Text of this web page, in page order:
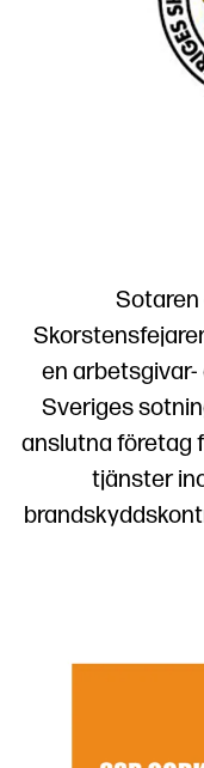
Sotaren
en
Sveriges
anslutna företag
tjänster